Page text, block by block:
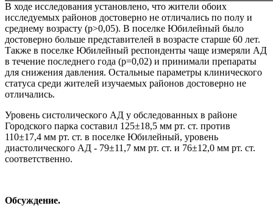
В ходе исследования установлено, что жители обоих
исследуемых районов достоверно не отличались по полу и
среднему возрасту (р>0,05). В поселке Юбилейный было
достоверно больше представителей в возрасте старше 60 лет.
Также в поселке Юбилейный респонденты чаще измеряли АД
в течение последнего года (р=0,02) и принимали препараты
для снижения давления. Остальные параметры клинического
статуса среди жителей изучаемых районов достоверно не
отличались.
Уровень систолического АД у обследованных в районе
Городского парка составил 125±18,5 мм рт. ст. против
110±17,4 мм рт. ст. в поселке Юбилейный, уровень
диастолического АД - 79±11,7 мм рт. ст. и 76±12,0 мм рт. ст.
соответственно.
Обсуждение.